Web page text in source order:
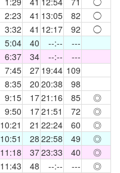
2:23 41 13:05 82 ◯
3:32 41 12:17 92 ◯
5:04 40 --:-- ---
6:37 34 --:-- ---
7:45 27 19:44 109
8:35 20 20:38 98
9:15 1721:16 85 ◎
9:50 1721:51 72 ◎
10:21 21 22:24 60 ◎
10:51 28 22:58 49 ◎
11:18 3723:33 40 ◎
11:43 48 --:-- --- ◎